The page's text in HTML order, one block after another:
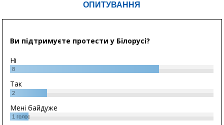
ОПИТУВАННЯ
Ви підтримуєте протести у Білорусі?
Ні
8
Так
2
Мені байдуже
1 голос